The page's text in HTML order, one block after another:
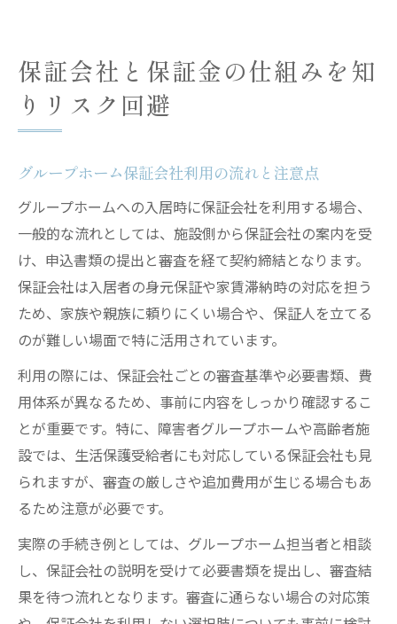
保証会社と保証金の仕組みを知
りリスク回避
グループホーム保証会社利用の流れと注意点
グループホームへの入居時に保証会社を利用する場合、
一般的な流れとしては、施設側から保証会社の案内を受
け、申込書類の提出と審査を経て契約締結となります。
保証会社は入居者の身元保証や家賃滞納時の対応を担う
ため、家族や親族に頼りにくい場合や、保証人を立てる
のが難しい場面で特に活用されています。
利用の際には、保証会社ごとの審査基準や必要書類、費
用体系が異なるため、事前に内容をしっかり確認するこ
とが重要です。特に、障害者グループホームや高齢者施
設では、生活保護受給者にも対応している保証会社も見
られますが、審査の厳しさや追加費用が生じる場合もあ
るため注意が必要です。
実際の手続き例としては、グループホーム担当者と相談
し、保証会社の説明を受けて必要書類を提出し、審査結
果を待つ流れとなります。審査に通らない場合の対応策